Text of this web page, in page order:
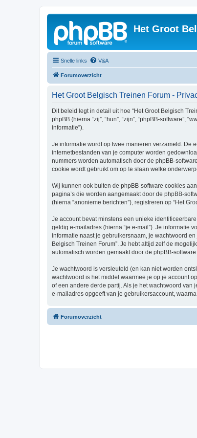
Het Groot
Snelle links V&A
Forumoverzicht
Het Groot Belgisch Treinen Forum -
Dit beleid legt in detail uit hoe “Het Groot Belgisch
phpBB (hierna “zij”, “hun”, “zijn”, “phpBB-software”,
informatie”).
Je informatie wordt op twee manieren verzameld. De
internetbestanden van je computer worden
nummers worden automatisch door de phpBB-
cookie wordt gebruikt om op te slaan welke
Wij kunnen ook buiten de phpBB-software cookies
pagina’s die worden aangemaakt door de phpBB-
(hierna “anonieme berichten”), registreren op “Het
Je account bevat minstens een unieke
geldig e-mailadres (hierna “je e-mail”). Je informatie
informatie naast je gebruikersnaam, je wachtwoord
Belgisch Treinen Forum”. Je hebt altijd zelf de
automatisch worden gemaakt door de phpBB-
Je wachtwoord is versleuteld (en kan niet worden
wachtwoord is het middel waarmee je op je account
of een andere derde partij. Als je het wachtwoord van
e-mailadres opgeeft van je gebruikersaccount,
Forumoverzicht